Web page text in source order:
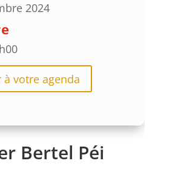
2024
à votre agenda
Bertel Péi